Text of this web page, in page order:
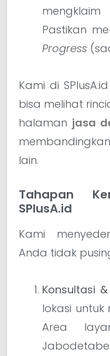
Pastikan
Progress
Kami di
bisa melihat
halaman jasa
lain.
Tahapan
SPlusA.id
Kami
Anda tidak
Konsultasi
lokasi untuk
Area